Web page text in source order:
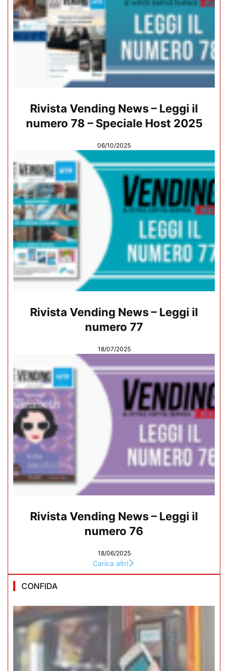
Rivista Vending News – Leggi il
numero 78 – Speciale Host 2025
06/10/2025
Rivista Vending News – Leggi il
numero 77
18/07/2025
Rivista Vending News – Leggi il
numero 76
18/06/2025
Carica altri
CONFIDA